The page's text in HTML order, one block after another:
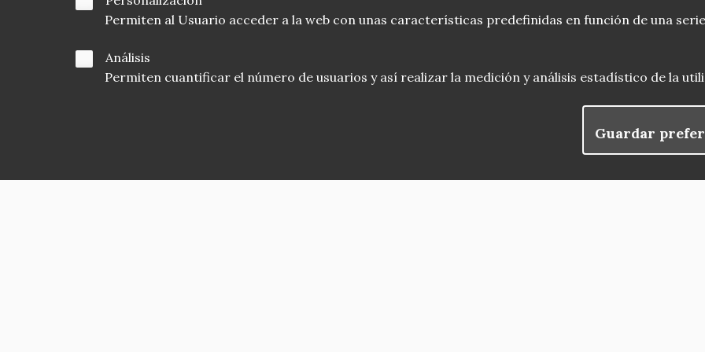
Permiten al Usuario acceder a la web con unas características predefinidas en función de una
Análisis
Permiten cuantificar el número de usuarios y así realizar la medición y análisis estadístico de la
Guardar